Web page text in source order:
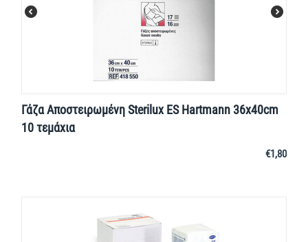
Γάζα Αποστειρωμένη Sterilux ES Hartmann 36x40cm
10 τεμάχια
€1,80